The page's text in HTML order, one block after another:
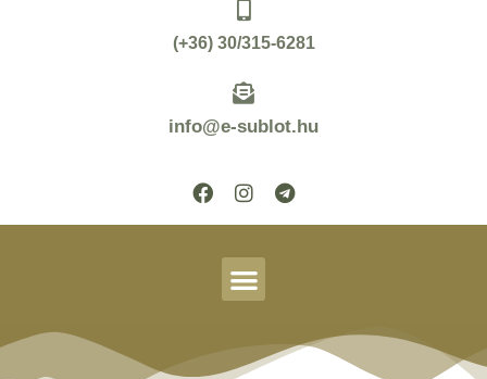
(+36) 30/315-6281
info@e-sublot.hu